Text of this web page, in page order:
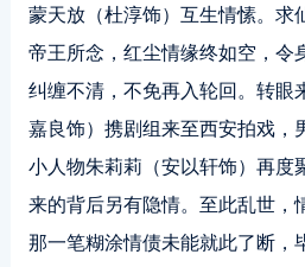
蒙天放（杜淳饰）互生情愫。求
帝王所念，红尘情缘终如空，令
纠缠不清，不免再入轮回。转眼
嘉良饰）携剧组来至西安拍戏，
小人物朱莉莉（安以轩饰）再度
来的背后另有隐情。至此乱世，
那一笔糊涂情债未能就此了断，